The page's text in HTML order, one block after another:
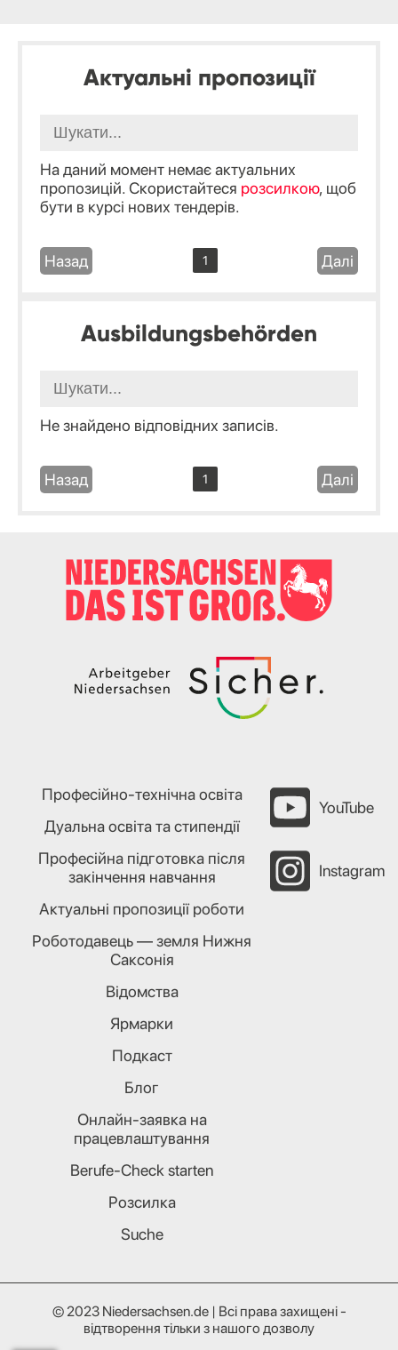
Актуальні пропозиції
На даний момент немає актуальних
пропозицій. Скористайтеся розсилкою, щоб
бути в курсі нових тендерів.
Назад 1 Далі
Ausbildungsbehörden
Не знайдено відповідних записів.
Назад 1 Далі
Професійно-технічна освіта
Дуальна освіта та стипендії
Професійна підготовка після
закінчення навчання
Актуальні пропозиції роботи
Роботодавець — земля Нижня
Саксонія
Відомства
Ярмарки
Подкаст
Блог
Онлайн-заявка на
працевлаштування
Berufe-Check starten
Розсилка
Suche
YouTube
Instagram
© 2023 Niedersachsen.de | Всі права захищені -
відтворення тільки з нашого дозволу